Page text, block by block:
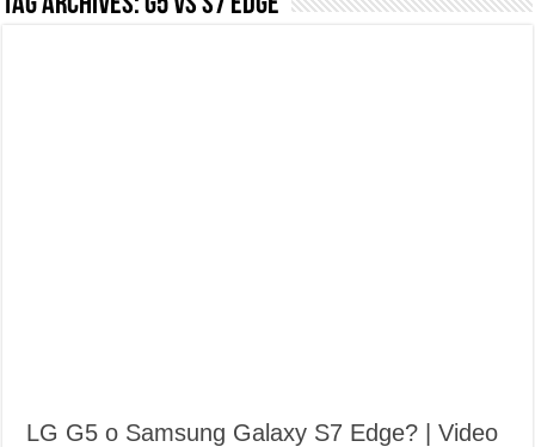
LG G5 o Samsung Galaxy S7 Edge? | Video